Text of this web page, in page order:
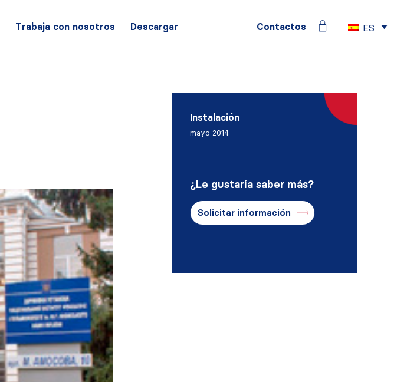
Trabaja con nosotros Descargar Contactos ES
Instalación
mayo 2014
¿Le gustaría saber más?
Solicitar información